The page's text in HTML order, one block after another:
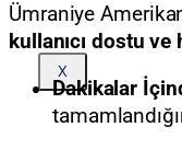
X
Ümraniye
kullanıcı dostu ve
Dakikalar